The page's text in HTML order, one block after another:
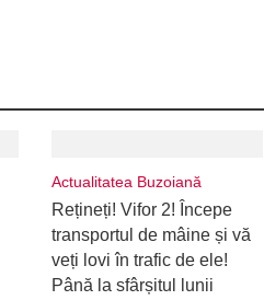
Actualitatea Buzoiană
Rețineți! Vifor 2! Începe
transportul de mâine și vă
veți lovi în trafic de ele!
Până la sfârșitul lunii